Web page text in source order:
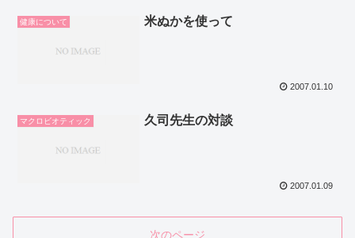
健康について 米ぬかを使って
2007.01.10
マクロビオティック 久司先生の対談
2007.01.09
次のページ